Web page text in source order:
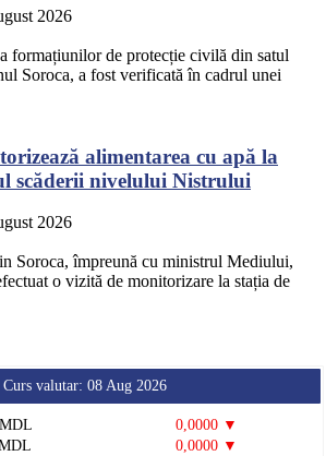
2026
formațiunilor de protecție civilă din satul
Soroca, a fost verificată în cadrul unei
alimentarea cu apă la
scăderii nivelului Nistrului
2026
Soroca, împreună cu ministrul Mediului,
o vizită de monitorizare la stația de
Curs valutar: 08 Aug 2026
0,0000 ▼
0,0000 ▼